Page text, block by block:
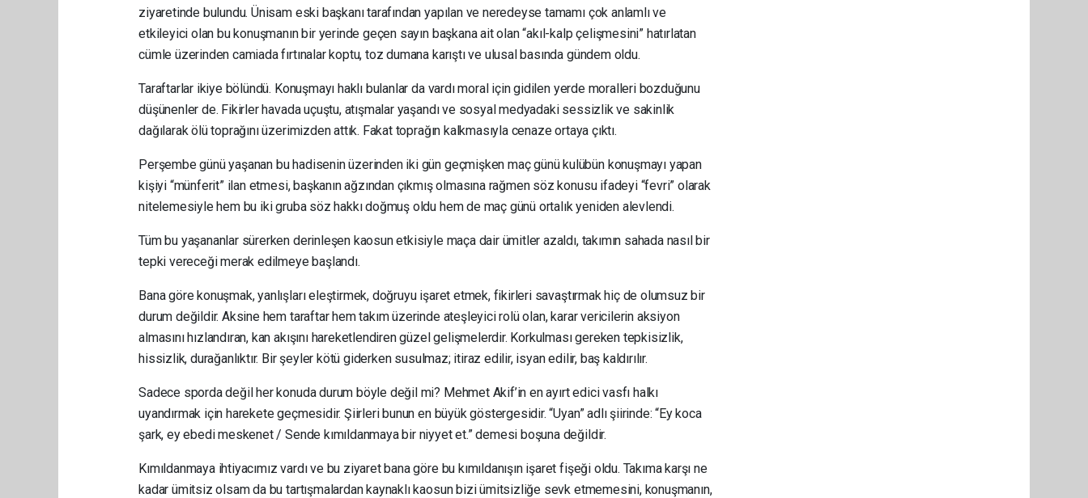
ziyaretinde bulundu. Ünisam eski başkanı tarafından yapılan ve neredeyse tamamı çok anlamlı ve
etkileyici olan bu konuşmanın bir yerinde geçen sayın başkana ait olan “akıl-kalp çelişmesini” hatırlatan
cümle üzerinden camiada fırtınalar koptu, toz dumana karıştı ve ulusal basında gündem oldu.
Taraftarlar ikiye bölündü. Konuşmayı haklı bulanlar da vardı moral için gidilen yerde moralleri bozduğunu
düşünenler de. Fikirler havada uçuştu, atışmalar yaşandı ve sosyal medyadaki sessizlik ve sakinlik
dağılarak ölü toprağını üzerimizden attık. Fakat toprağın kalkmasıyla cenaze ortaya çıktı.
Perşembe günü yaşanan bu hadisenin üzerinden iki gün geçmişken maç günü kulübün konuşmayı yapan
kişiyi “münferit” ilan etmesi, başkanın ağzından çıkmış olmasına rağmen söz konusu ifadeyi “fevri” olarak
nitelemesiyle hem bu iki gruba söz hakkı doğmuş oldu hem de maç günü ortalık yeniden alevlendi.
Tüm bu yaşananlar sürerken derinleşen kaosun etkisiyle maça dair ümitler azaldı, takımın sahada nasıl bir
tepki vereceği merak edilmeye başlandı.
Bana göre konuşmak, yanlışları eleştirmek, doğruyu işaret etmek, fikirleri savaştırmak hiç de olumsuz bir
durum değildir. Aksine hem taraftar hem takım üzerinde ateşleyici rolü olan, karar vericilerin aksiyon
almasını hızlandıran, kan akışını hareketlendiren güzel gelişmelerdir. Korkulması gereken tepkisizlik,
hissizlik, durağanlıktır. Bir şeyler kötü giderken susulmaz; itiraz edilir, isyan edilir, baş kaldırılır.
Sadece sporda değil her konuda durum böyle değil mi? Mehmet Akif’in en ayırt edici vasfı halkı
uyandırmak için harekete geçmesidir. Şiirleri bunun en büyük göstergesidir. “Uyan” adlı şiirinde: “Ey koca
şark, ey ebedi meskenet / Sende kımıldanmaya bir niyyet et.” demesi boşuna değildir.
Kımıldanmaya ihtiyacımız vardı ve bu ziyaret bana göre bu kımıldanışın işaret fişeği oldu. Takıma karşı ne
kadar ümitsiz olsam da bu tartışmalardan kaynaklı kaosun bizi ümitsizliğe sevk etmemesini, konuşmanın,